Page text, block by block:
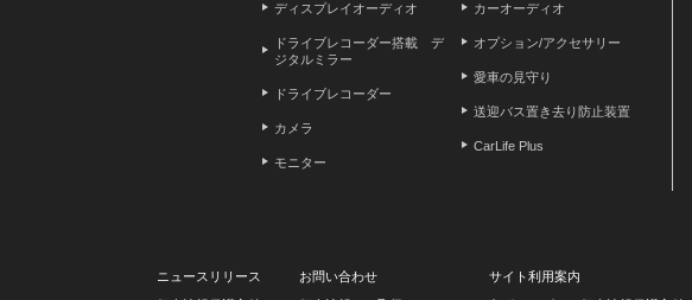
ディスプレイオーディオ
ドライブレコーダー搭載 デ
ジタルミラー
ドライブレコーダー
カメラ
モニター
カーオーディオ
オプション/アクセサリー
愛車の見守り
送迎バス置き去り防止装置
CarLife Plus
ニュースリリース お問い合わせ
サイト利用案内